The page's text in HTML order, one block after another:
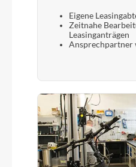
Eigene
Zeitnahe
Leasinganträgen
Ansprechpartner